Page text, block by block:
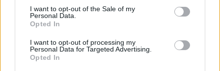
consent section.
I want to opt-out of the Sale of my
Personal Data.
Opted In
I want to opt-out of processing my
Personal Data for Targeted Advertising.
Opted In
Modern WC ülőke rengeteg kényelmi szolgáltatással -
designer...